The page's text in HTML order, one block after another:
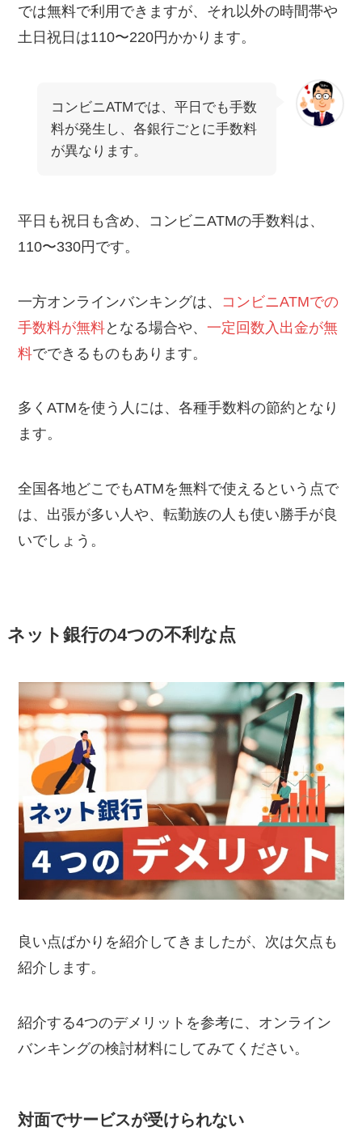
では無料で利用できますが、それ以外の時間帯や
土日祝日は110〜220円かかります。
コンビニATMでは、平日でも手数
料が発生し、各銀行ごとに手数料
が異なります。
平日も祝日も含め、コンビニATMの手数料は、
110〜330円です。
一方オンラインバンキングは、 コンビニATMでの
手数料が無料となる場合や、一定回数入出金が無
料でできるものもあります。
多くATMを使う人には、各種手数料の節約となり
ます。
全国各地どこでもATMを無料で使えるという点で
は、出張が多い人や、転勤族の人も使い勝手が良
いでしょう。
ネット銀行の4つの不利な点
良い点ばかりを紹介してきましたが、次は欠点も
紹介します。
紹介する4つのデメリットを参考に、オンライン
バンキングの検討材料にしてみてください。
対面でサービスが受けられない